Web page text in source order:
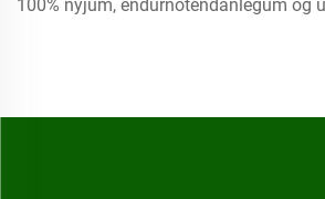
100% nýjum, endurnotendanlegum og